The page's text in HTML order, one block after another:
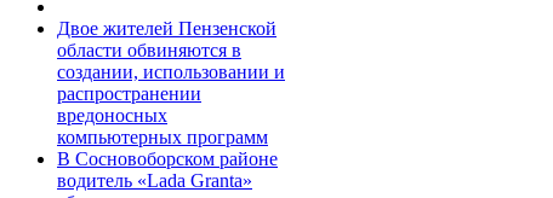
Двое жителей Пензенской
области обвиняются в
создании, использовании и
распространении
вредоносных
компьютерных программ
В Сосновоборском районе
водитель «Lada Granta»